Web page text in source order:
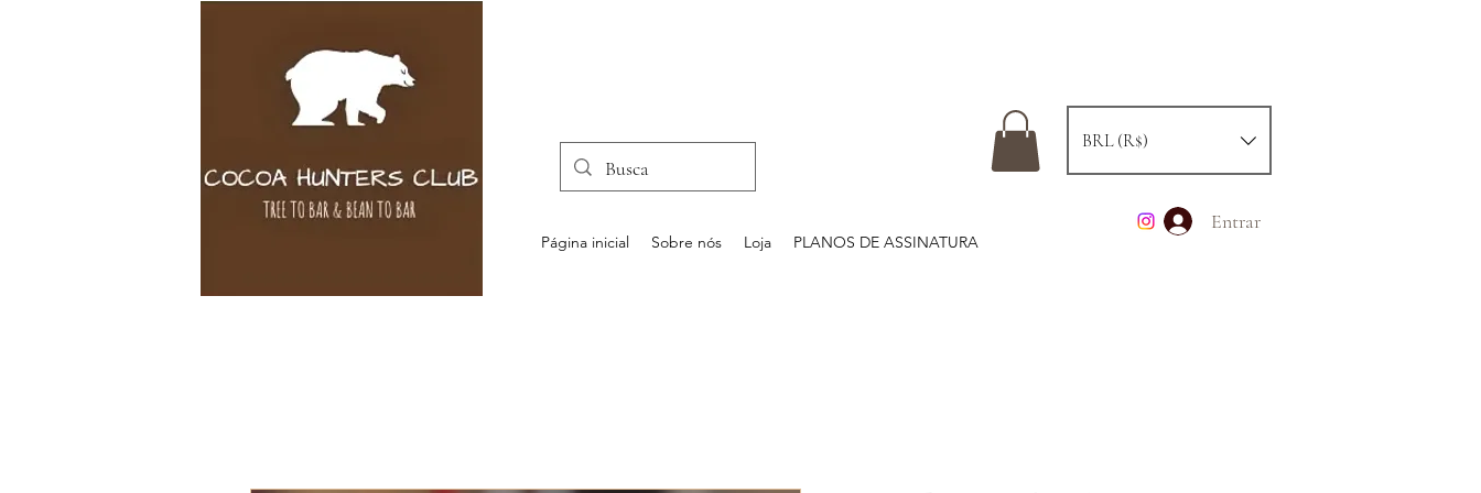
Entrar
Página inicial Sobre nós Loja PLANOS DE ASSINATURA
BRL (R$)